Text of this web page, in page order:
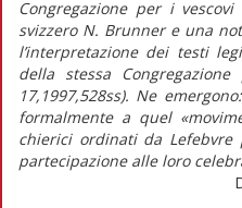
Congregazione per i
svizzero N. Brunner e una
l’interpretazione dei testi
della stessa
17,1997,528ss). Ne
formalmente a quel
chierici ordinati da Lefebvre
partecipazione alle loro